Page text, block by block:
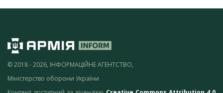
© 2018 - 2026, ІНФОРМАЦІЙНЕ АГЕНТСТВО,
Міністерство оборони України